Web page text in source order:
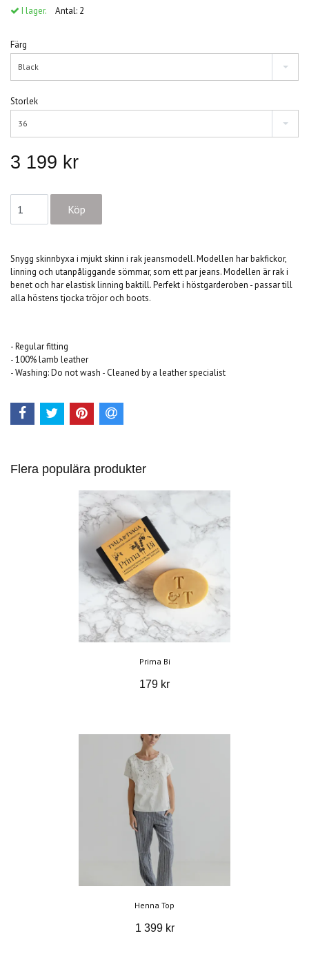
I lager. Antal: 2
Färg
Black
Storlek
36
3 199 kr
Snygg skinnbyxa i mjukt skinn i rak jeansmodell. Modellen har bakfickor,
linning och utanpåliggande sömmar, som ett par jeans. Modellen är rak i
benet och har elastisk linning baktill. Perfekt i höstgarderoben - passar till
alla höstens tjocka tröjor och boots.
- Regular fitting
- 100% lamb leather
- Washing: Do not wash - Cleaned by a leather specialist
Flera populära produkter
Prima Bi
179 kr
Henna Top
1 399 kr